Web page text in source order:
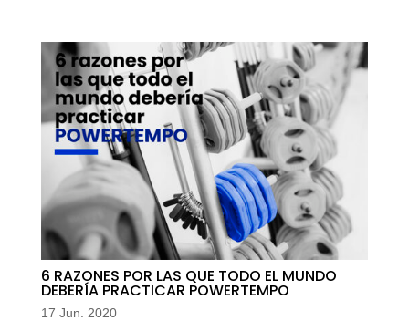
6 RAZONES POR LAS QUE TODO EL MUNDO
DEBERÍA PRACTICAR POWERTEMPO
17 Jun. 2020